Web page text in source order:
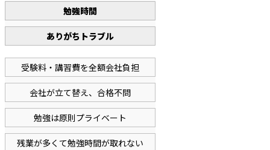
勉強時間
ありがちトラブル
受験料・講習費を全額会社負担
会社が立て替え、合格不問
勉強は原則プライベート
残業が多くて勉強時間が取れない